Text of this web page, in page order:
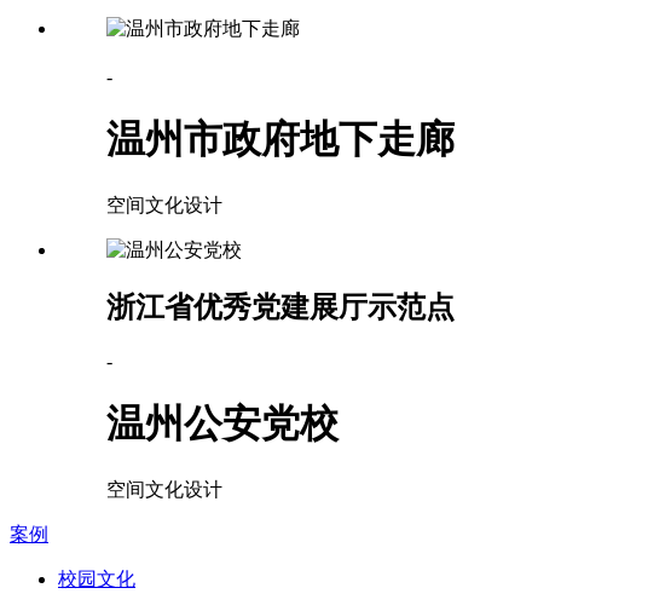
-
温州市政府地下走廊
空间文化设计
浙江省优秀党建展厅示范点
-
温州公安党校
空间文化设计
案例
校园文化